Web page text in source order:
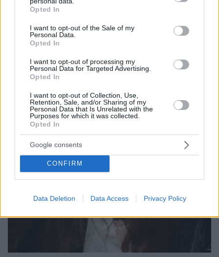
grant or deny consent to Google and its third-party tags to
use your data for below specified purposes in below Google
consent section.
Opted In
I want to opt-out of the Sale of my
Personal Data.
Opted In
I want to opt-out of processing my
Personal Data for Targeted Advertising.
Opted In
I want to opt-out of Collection, Use,
Retention, Sale, and/or Sharing of my
Personal Data that Is Unrelated with the
Purposes for which it was collected.
Opted In
Google consents
CONFIRM
Data Deletion Data Access Privacy Policy
Είδος υπό εξαφάνιση οι υπερπολύτεκνοι στην
Ελλάδα που γερνάει: Τα... δύο ταψιά μεσημεριανό,
τα επιδόματα, η καθημερινότητά τους